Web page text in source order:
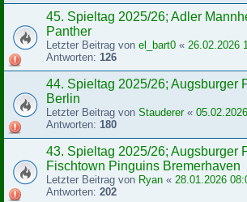
45. Spieltag 2025/26; Adler
Panther
Letzter Beitrag von el_bart0 « 26.02.2026
Antworten: 126
44. Spieltag 2025/26; Augsburger
Berlin
Letzter Beitrag von Stauderer«
Antworten: 180
43. Spieltag 2025/26; Augsburger
Fischtown Pinguins Bremerhaven
Letzter Beitrag von Ryan « 28.01.2026
Antworten: 202